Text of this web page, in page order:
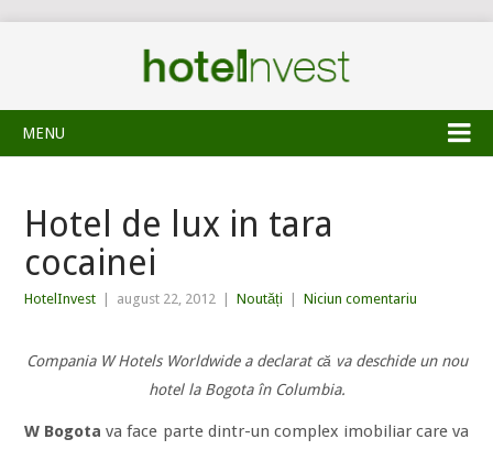
MENU
Hotel de lux in tara
cocainei
HotelInvest august 22, 2012 Noutăți Niciun comentariu
Compania W Hotels Worldwide a declarat că va deschide un nou
hotel la Bogota în Columbia.
W Bogota va face parte dintr-un complex imobiliar care va